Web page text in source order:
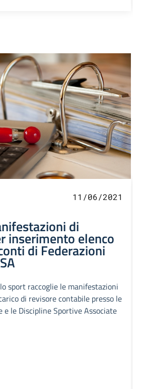
11/06/2021
di
inserimento elenco
di Federazioni
sport raccoglie le manifestazioni
di revisore contabile presso le
e le Discipline Sportive Associate